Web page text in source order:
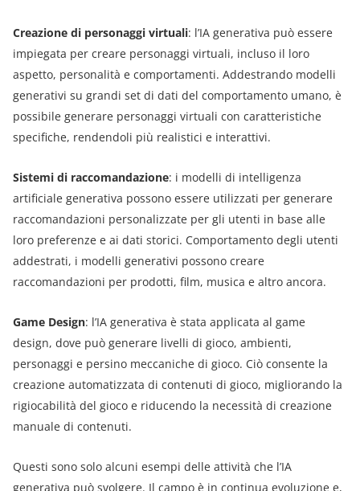
Creazione di personaggi virtuali: l’IA generativa può essere
impiegata per creare personaggi virtuali, incluso il loro
aspetto, personalità e comportamenti. Addestrando modelli
generativi su grandi set di dati del comportamento umano, è
possibile generare personaggi virtuali con caratteristiche
specifiche, rendendoli più realistici e interattivi.
Sistemi di raccomandazione: i modelli di intelligenza
artificiale generativa possono essere utilizzati per generare
raccomandazioni personalizzate per gli utenti in base alle
loro preferenze e ai dati storici. Comportamento degli utenti
addestrati, i modelli generativi possono creare
raccomandazioni per prodotti, film, musica e altro ancora.
Game Design: l’IA generativa è stata applicata al game
design, dove può generare livelli di gioco, ambienti,
personaggi e persino meccaniche di gioco. Ciò consente la
creazione automatizzata di contenuti di gioco, migliorando la
rigiocabilità del gioco e riducendo la necessità di creazione
manuale di contenuti.
Questi sono solo alcuni esempi delle attività che l’IA
generativa può svolgere. Il campo è in continua evoluzione e,